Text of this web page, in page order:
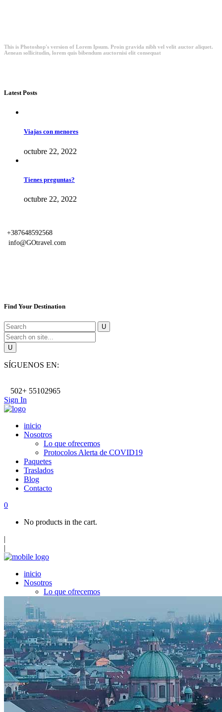
This is Photoshop's version of Lorem Ipsum. Proin gravida nibh vel velit auctor aliquet.
Aenean sollicitudin, lorem quis bibendum auctornisi elit consequat
Latest Posts
Viajas con menores
octubre 22, 2022
Tienes preguntas?
octubre 22, 2022
+387648592568
info@GOtravel.com
Find Your Destination
SÍGUENOS EN:
502+ 55102965
Sign In
inicio
Nosotros
Lo que ofrecemos
Protocolos Alerta de COVID19
Paquetes
Traslados
Blog
Contacto
0
No products in the cart.
|
|
inicio
Nosotros
Lo que ofrecemos
Paquetes
Traslados
Blog
Contacto
Top